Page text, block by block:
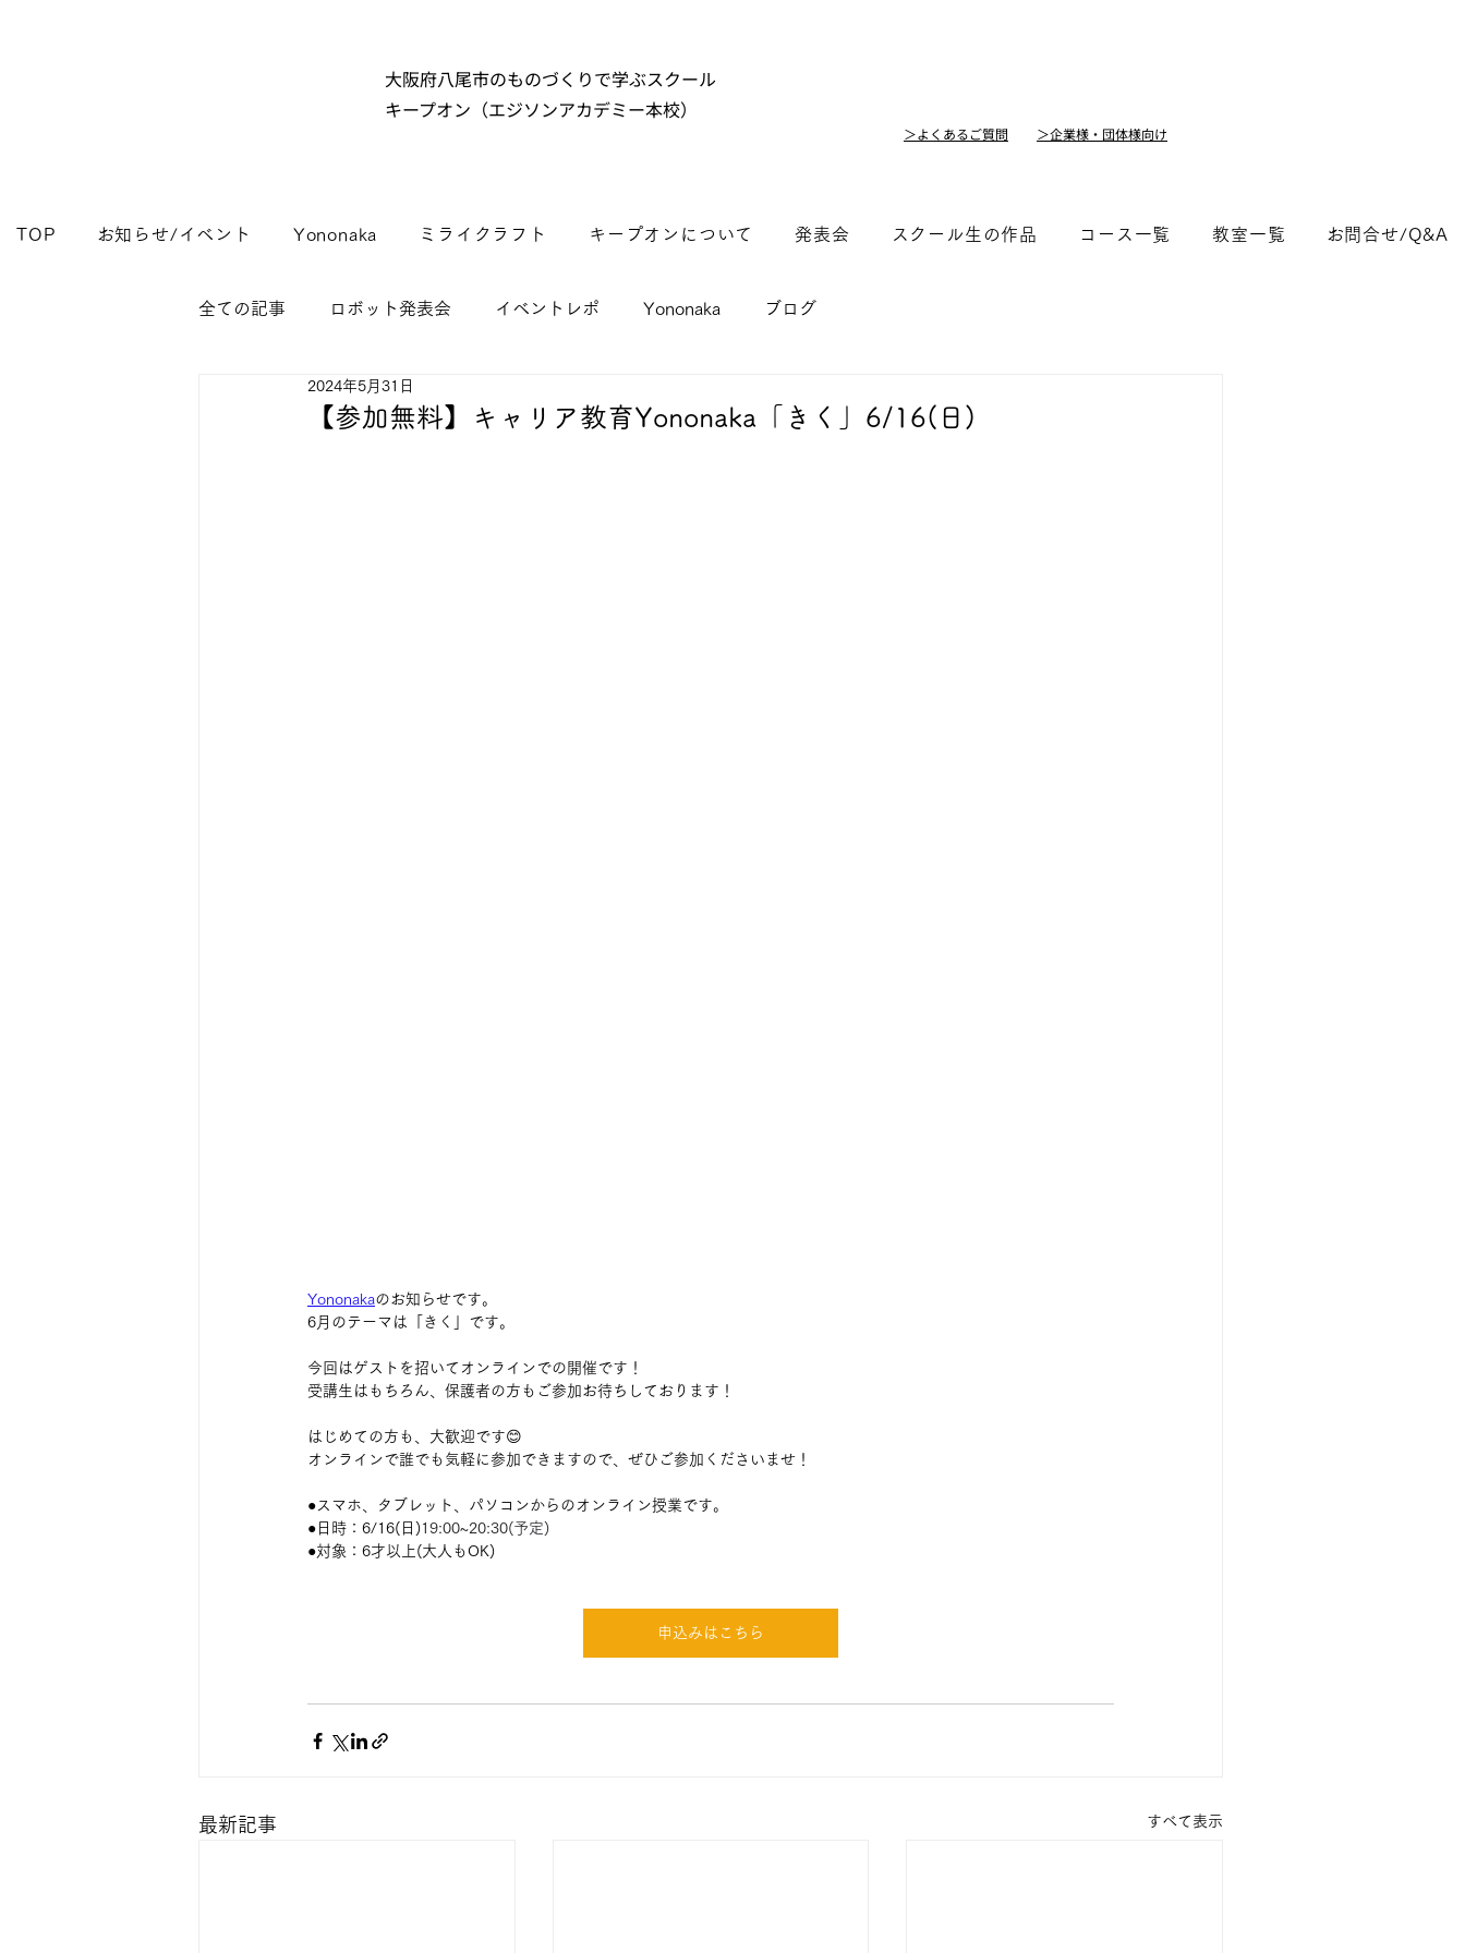
大阪府八尾市のものづくりで学ぶスクール
キープオン（エジソンアカデミー本校）
＞よくあるご質問 ＞企業様・団体様向け
TOP お知らせ/イベント Yononaka ミライクラフト キープオンについて 発表会 スクール生の作品 コース一覧 教室一覧 ​お問合せ/Q&A
全ての記事 ロボット発表会 イベントレポ Yononaka ブログ
【参加無料】キャリア教育Yononaka「きく」6/16(日)
2024年5月31日
Yononakaのお知らせです。
6月のテーマは「きく」です。
今回はゲストを招いてオンラインでの開催です！
受講生はもちろん、保護者の方もご参加お待ちしております！
はじめての方も、大歓迎です😊
オンラインで誰でも気軽に参加できますので、ぜひご参加くださいませ！
●スマホ、タブレット、パソコンからのオンライン授業です。
●日時：6/16(日)19:00~20:30(予定)
●対象：6才以上(大人もOK)
申込みはこちら
最新記事 すべて表示